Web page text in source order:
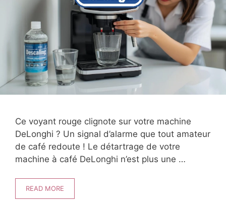
Ce voyant rouge clignote sur votre machine
DeLonghi ? Un signal d’alarme que tout amateur
de café redoute ! Le détartrage de votre
machine à café DeLonghi n’est plus une …
READ MORE